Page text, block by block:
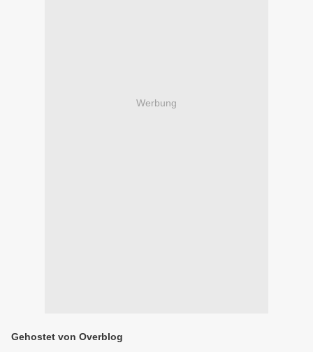
Werbung
Gehostet von Overblog